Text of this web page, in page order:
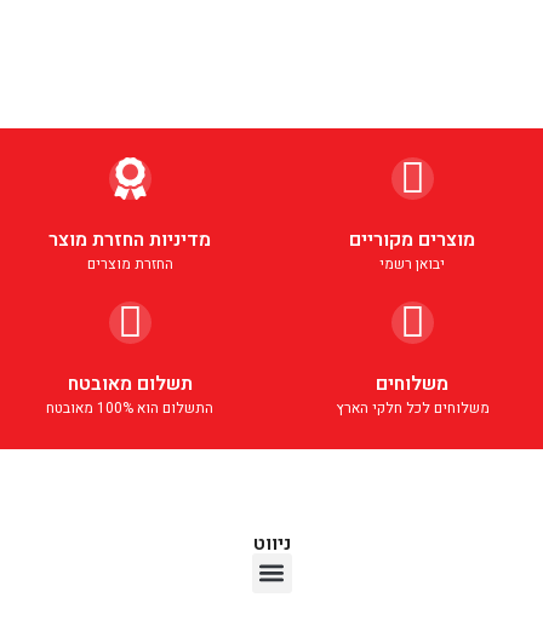
מוצרים מקוריים
יבואן רשמי
מדיניות החזרת מוצר
החזרת מוצרים
משלוחים
משלוחים לכל חלקי הארץ
תשלום מאובטח
התשלום הוא 100% מאובטח
ניווט